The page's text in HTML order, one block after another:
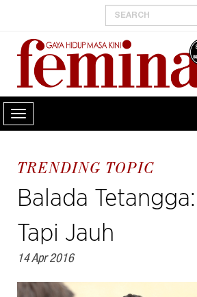
TRENDING TOPIC
Balada
Tapi Jauh
14 Apr 2016